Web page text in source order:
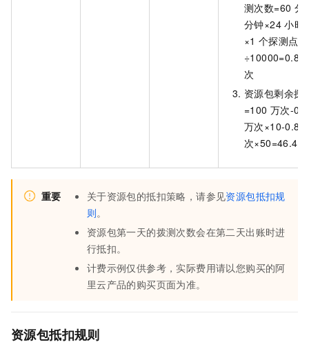
测次数=60 分
分钟×24 小时
×1 个探测点
次
资源包剩余探
=100 万次-
万次×10-
次×50=46.432
重要 关于资源包的抵扣策略，请参见资源包抵扣规
则。
资源包第一天的拨测次数会在第二天出账时进
行抵扣。
计费示例仅供参考，实际费用请以您购买的阿
里云产品的购买页面为准。
资源包抵扣规则